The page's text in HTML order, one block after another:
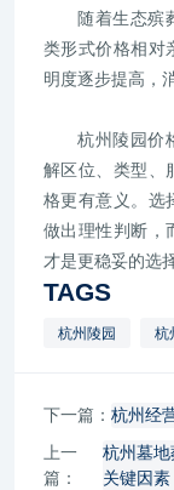
随着生态殡
类形式价格相对
明度逐步提高，
杭州陵园价
解区位、类型、
格更有意义。选
做出理性判断，
才是更稳妥的选择
TAGS
杭州陵园 杭
下一篇： 杭州经
上一
篇：
杭州墓
关键因素